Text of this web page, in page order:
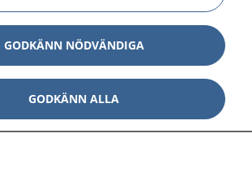
Show
Show
GODKÄNN NÖDVÄNDIGA
GODKÄNN ALLA